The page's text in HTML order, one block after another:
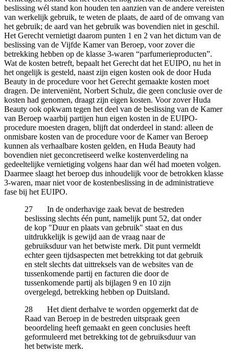
beslissing wél stand kon houden ten aanzien van de andere vereisten
van werkelijk gebruik, te weten de plaats, de aard of de omvang van
het gebruik; de aard van het gebruik was bovendien niet in geschil.
Het Gerecht vernietigt daarom punten 1 en 2 van het dictum van de
beslissing van de Vijfde Kamer van Beroep, voor zover die
betrekking hebben op de klasse 3-waren “parfumerieproducten”.
Wat de kosten betreft, bepaalt het Gerecht dat het EUIPO, nu het in
het ongelijk is gesteld, naast zijn eigen kosten ook de door Huda
Beauty in de procedure voor het Gerecht gemaakte kosten moet
dragen. De interveniënt, Norbert Schulz, die geen conclusie over de
kosten had genomen, draagt zijn eigen kosten. Voor zover Huda
Beauty ook opkwam tegen het deel van de beslissing van de Kamer
van Beroep waarbij partijen hun eigen kosten in de EUIPO-
procedure moesten dragen, blijft dat onderdeel in stand: alleen de
onmisbare kosten van de procedure voor de Kamer van Beroep
kunnen als verhaalbare kosten gelden, en Huda Beauty had
bovendien niet geconcretiseerd welke kostenverdeling na
gedeeltelijke vernietiging volgens haar dan wél had moeten volgen.
Daarmee slaagt het beroep dus inhoudelijk voor de betrokken klasse
3-waren, maar niet voor de kostenbeslissing in de administratieve
fase bij het EUIPO.
27 In de onderhavige zaak bevat de bestreden
beslissing slechts één punt, namelijk punt 52, dat onder
de kop "Duur en plaats van gebruik" staat en dus
uitdrukkelijk is gewijd aan de vraag naar de
gebruiksduur van het betwiste merk. Dit punt vermeldt
echter geen tijdsaspecten met betrekking tot dat gebruik
en stelt slechts dat uittreksels van de websites van de
tussenkomende partij en facturen die door de
tussenkomende partij als bijlagen 9 en 10 zijn
overgelegd, betrekking hebben op Duitsland.
28 Het dient derhalve te worden opgemerkt dat de
Raad van Beroep in de bestreden uitspraak geen
beoordeling heeft gemaakt en geen conclusies heeft
geformuleerd met betrekking tot de gebruiksduur van
het betwiste merk.